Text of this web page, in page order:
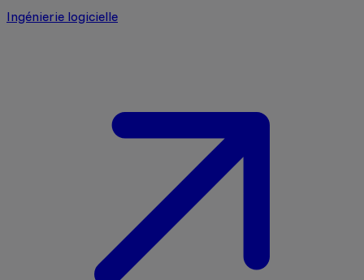
Ingénierie logicielle